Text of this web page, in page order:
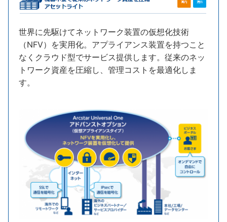
世界に先駆けてネットワーク装置の仮想化技術
（NFV）を実用化。アプライアンス装置を持つこと
なくクラウド型でサービス提供します。従来のネッ
トワーク資産を圧縮し、管理コストを最適化しま
す。